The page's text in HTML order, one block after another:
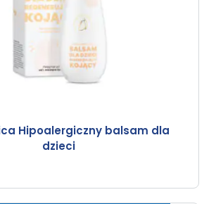
Hipoalergiczny balsam dla
dzieci